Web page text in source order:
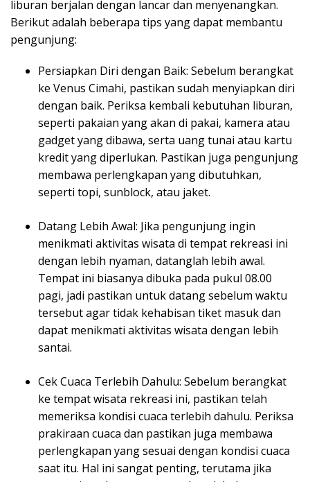
liburan berjalan dengan lancar dan menyenangkan.
Berikut adalah beberapa tips yang dapat membantu
pengunjung:
Persiapkan Diri dengan Baik: Sebelum berangkat
ke Venus Cimahi, pastikan sudah menyiapkan diri
dengan baik. Periksa kembali kebutuhan liburan,
seperti pakaian yang akan di pakai, kamera atau
gadget yang dibawa, serta uang tunai atau kartu
kredit yang diperlukan. Pastikan juga pengunjung
membawa perlengkapan yang dibutuhkan,
seperti topi, sunblock, atau jaket.
Datang Lebih Awal: Jika pengunjung ingin
menikmati aktivitas wisata di tempat rekreasi ini
dengan lebih nyaman, datanglah lebih awal.
Tempat ini biasanya dibuka pada pukul 08.00
pagi, jadi pastikan untuk datang sebelum waktu
tersebut agar tidak kehabisan tiket masuk dan
dapat menikmati aktivitas wisata dengan lebih
santai.
Cek Cuaca Terlebih Dahulu: Sebelum berangkat
ke tempat wisata rekreasi ini, pastikan telah
memeriksa kondisi cuaca terlebih dahulu. Periksa
prakiraan cuaca dan pastikan juga membawa
perlengkapan yang sesuai dengan kondisi cuaca
saat itu. Hal ini sangat penting, terutama jika